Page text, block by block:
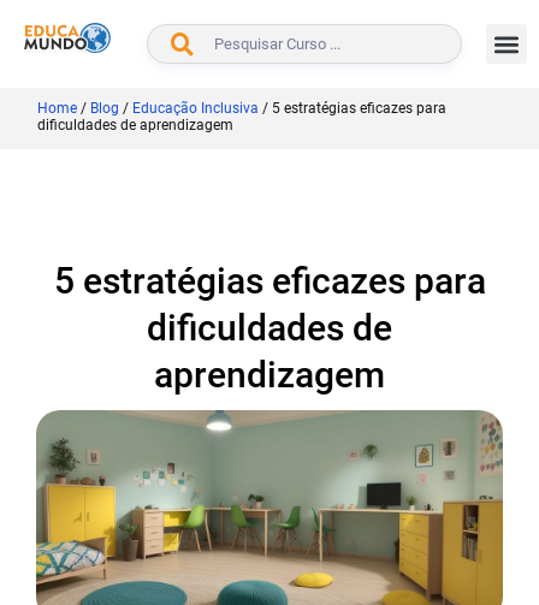
BUSCAR
Home / Blog / Educação Inclusiva / 5 estratégias eficazes para
dificuldades de aprendizagem
5 estratégias eficazes para
dificuldades de
aprendizagem